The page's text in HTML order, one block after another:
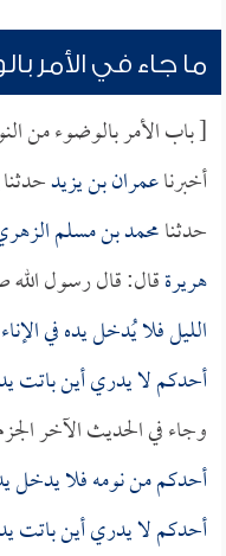
ما جاء في الأمر
[ باب الأمر بالوضوء من
أخبرناعمران بن يزيد
حدثنامحمد بن مسلم
هريرةقال: قال رسول الله
الليل فلا يُدخل يده في
أحدكم لا يدري أين باتت
وجاء في الحديث الآخر
أحدكم من نومه فلا يدخل
أحدكم لا يدري أين باتت